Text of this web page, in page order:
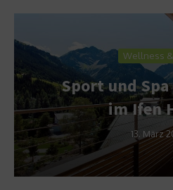
Wellness
Sport und
im Ifen
13. März